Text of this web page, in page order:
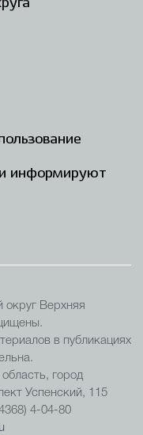
информируют
округ Верхняя
в публикациях
город
Успенский, 115
4-04-80